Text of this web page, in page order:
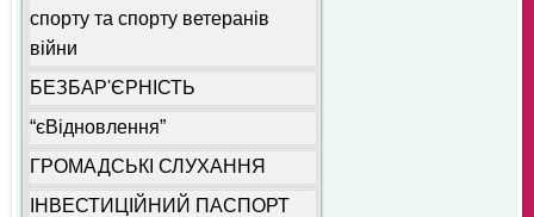
спорту та спорту ветеранів
війни
БЕЗБАР'ЄРНІСТЬ
“єВідновлення”
ГРОМАДСЬКІ СЛУХАННЯ
ІНВЕСТИЦІЙНИЙ ПАСПОРТ